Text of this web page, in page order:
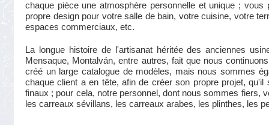
chaque pièce une atmosphère personnelle et unique ;
propre design pour votre salle de bain, votre cuisine, votre
espaces commerciaux, etc.
La longue histoire de l'artisanat héritée des anciennes
Mensaque, Montalván, entre autres, fait que nous
créé un large catalogue de modèles, mais nous sommes
chaque client a en tête, afin de créer son propre projet,
finaux ; pour cela, notre personnel, dont nous sommes fiers,
les carreaux sévillans, les carreaux arabes, les plinthes, les